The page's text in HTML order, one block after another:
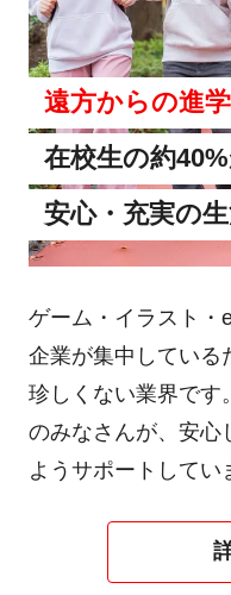
遠方からの進
在校生の約
安心・充実の
ゲーム・イラスト・
企業が集中している
珍しくない業界です
のみなさんが、安心
ようサポートしてい